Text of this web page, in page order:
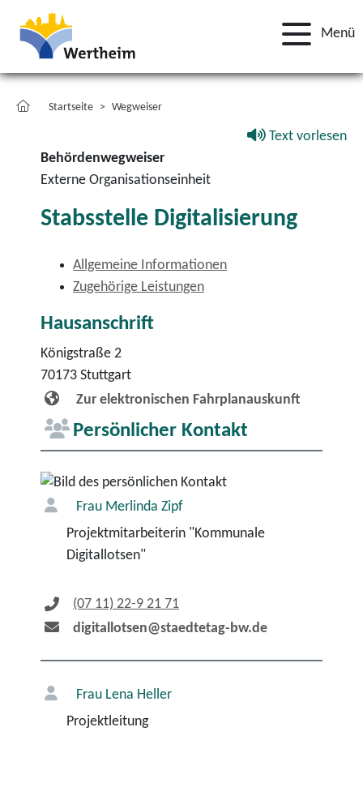
Menü
Startseite Wegweiser
Text vorlesen
Behördenwegweiser
Externe Organisationseinheit
Stabsstelle Digitalisierung
Allgemeine Informationen
Zugehörige Leistungen
Hausanschrift
Königstraße 2
70173 Stuttgart
Zur elektronischen Fahrplanauskunft
Persönlicher Kontakt
Frau Merlinda Zipf
Projektmitarbeiterin "Kommunale
Digitallotsen"
(07 11) 22-9 21 71
digitallotsen@staedtetag-bw.de
Frau Lena Heller
Projektleitung